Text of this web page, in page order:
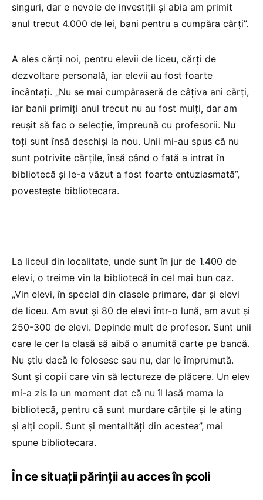
singuri, dar e nevoie de investiții și abia am primit
anul trecut 4.000 de lei, bani pentru a cumpăra cărți”.
A ales cărți noi, pentru elevii de liceu, cărți de
dezvoltare personală, iar elevii au fost foarte
încântați. „Nu se mai cumpăraseră de câțiva ani cărți,
iar banii primiți anul trecut nu au fost mulți, dar am
reușit să fac o selecție, împreună cu profesorii. Nu
toți sunt însă deschiși la nou. Unii mi-au spus că nu
sunt potrivite cărțile, însă când o fată a intrat în
bibliotecă și le-a văzut a fost foarte entuziasmată”,
povestește bibliotecara.
La liceul din localitate, unde sunt în jur de 1.400 de
elevi, o treime vin la bibliotecă în cel mai bun caz.
„Vin elevi, în special din clasele primare, dar și elevi
de liceu. Am avut și 80 de elevi într-o lună, am avut și
250-300 de elevi. Depinde mult de profesor. Sunt unii
care le cer la clasă să aibă o anumită carte pe bancă.
Nu știu dacă le folosesc sau nu, dar le împrumută.
Sunt și copii care vin să lectureze de plăcere. Un elev
mi-a zis la un moment dat că nu îl lasă mama la
bibliotecă, pentru că sunt murdare cărțile și le ating
și alți copii. Sunt și mentalități din acestea”, mai
spune bibliotecara.
În ce situații părinții au acces în școli